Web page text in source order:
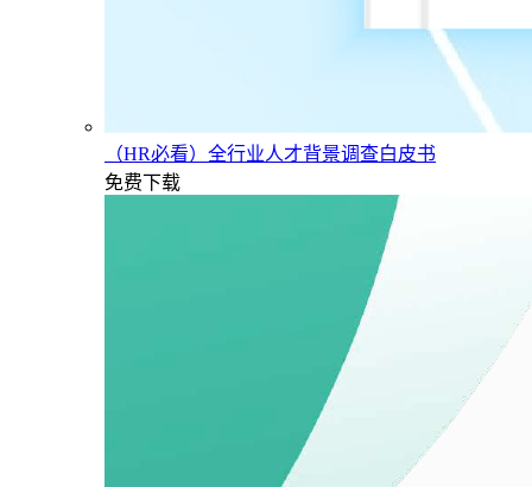
（HR必看）全行业人才背景调查白皮书
免费下载